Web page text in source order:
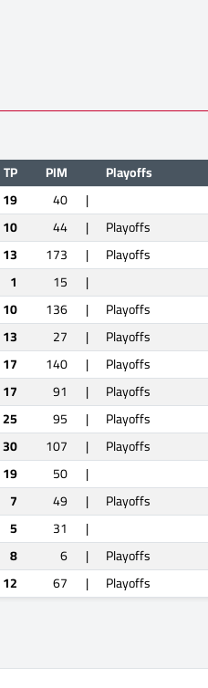
TP PIM Playoffs
19 40
|
10 44 | Playoffs
13 173 | Playoffs
1 15
|
10 136 | Playoffs
13 27 | Playoffs
17 140 | Playoffs
17 91 | Playoffs
25 95 | Playoffs
30 107 | Playoffs
19 50
|
7 49 | Playoffs
5 31
|
8 6 | Playoffs
12 67 | Playoffs